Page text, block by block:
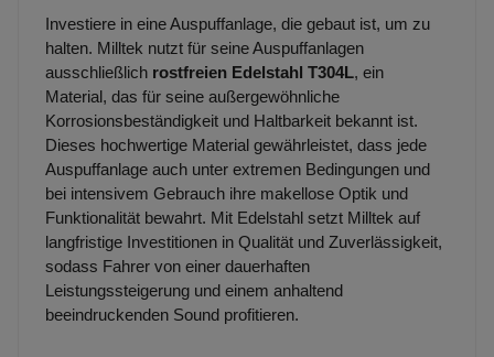
Investiere in eine Auspuffanlage, die gebaut ist, um zu
halten. Milltek nutzt für seine Auspuffanlagen
ausschließlich rostfreien Edelstahl T304L, ein
Material, das für seine außergewöhnliche
Korrosionsbeständigkeit und Haltbarkeit bekannt ist.
Dieses hochwertige Material gewährleistet, dass jede
Auspuffanlage auch unter extremen Bedingungen und
bei intensivem Gebrauch ihre makellose Optik und
Funktionalität bewahrt. Mit Edelstahl setzt Milltek auf
langfristige Investitionen in Qualität und Zuverlässigkeit,
sodass Fahrer von einer dauerhaften
Leistungssteigerung und einem anhaltend
beeindruckenden Sound profitieren.